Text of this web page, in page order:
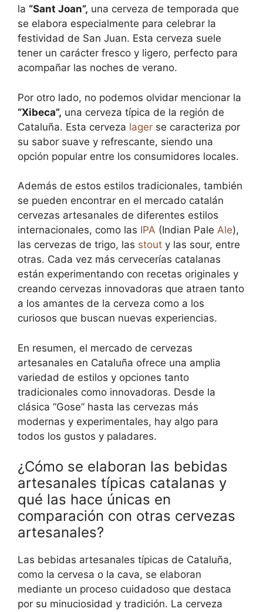
la “Sant Joan”, una cerveza de temporada que
se elabora especialmente para celebrar la
festividad de San Juan. Esta cerveza suele
tener un carácter fresco y ligero, perfecto para
acompañar las noches de verano.
Por otro lado, no podemos olvidar mencionar la
“Xibeca”, una cerveza típica de la región de
Cataluña. Esta cerveza lager se caracteriza por
su sabor suave y refrescante, siendo una
opción popular entre los consumidores locales.
Además de estos estilos tradicionales, también
se pueden encontrar en el mercado catalán
cervezas artesanales de diferentes estilos
internacionales, como las IPA (Indian Pale Ale),
las cervezas de trigo, las stout y las sour, entre
otras. Cada vez más cervecerías catalanas
están experimentando con recetas originales y
creando cervezas innovadoras que atraen tanto
a los amantes de la cerveza como a los
curiosos que buscan nuevas experiencias.
En resumen, el mercado de cervezas
artesanales en Cataluña ofrece una amplia
variedad de estilos y opciones tanto
tradicionales como innovadoras. Desde la
clásica “Gose” hasta las cervezas más
modernas y experimentales, hay algo para
todos los gustos y paladares.
¿Cómo se elaboran las bebidas
artesanales típicas catalanas y
qué las hace únicas en
comparación con otras cervezas
artesanales?
Las bebidas artesanales típicas de Cataluña,
como la cervesa o la cava, se elaboran
mediante un proceso cuidadoso que destaca
por su minuciosidad y tradición. La cerveza